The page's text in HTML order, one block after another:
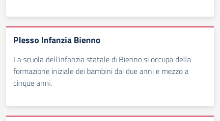
Plesso Infanzia Bienno
La scuola dell'infanzia statale di Bienno si occupa della
formazione iniziale dei bambini dai due anni e mezzo a
cinque anni.